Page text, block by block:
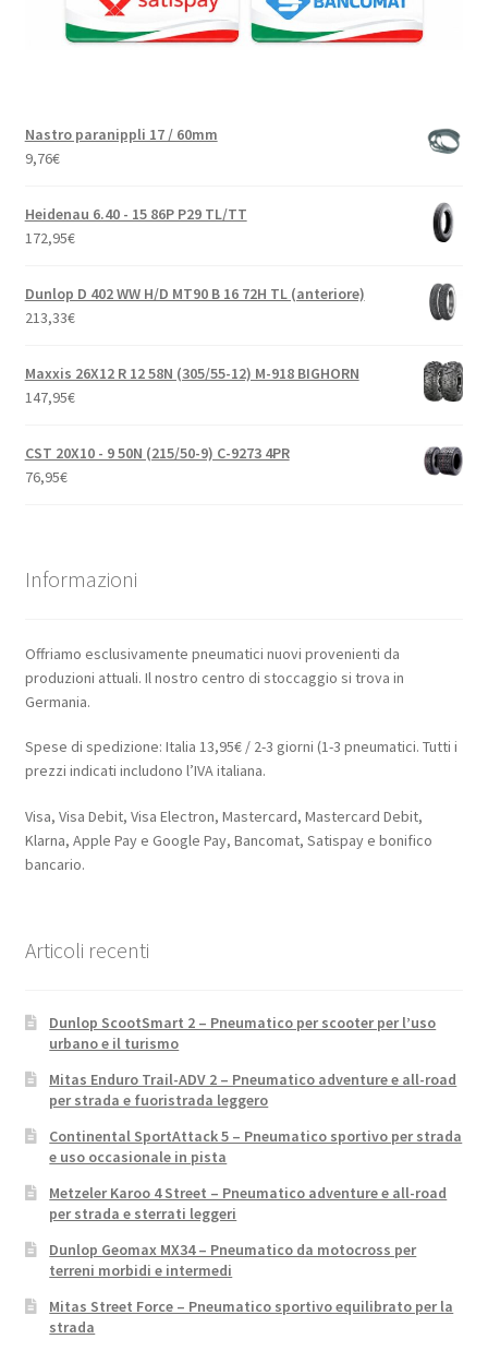
Nastro paranippli 17 / 60mm
9,76€
Heidenau 6.40 - 15 86P P29 TL/TT
172,95€
Dunlop D 402 WW H/D MT90 B 16 72H TL (anteriore)
213,33€
Maxxis 26X12 R 12 58N (305/55-12) M-918 BIGHORN
147,95€
CST 20X10 - 9 50N (215/50-9) C-9273 4PR
76,95€
Informazioni
Offriamo esclusivamente pneumatici nuovi provenienti da
produzioni attuali. Il nostro centro di stoccaggio si trova in
Germania.
Spese di spedizione: Italia 13,95€ / 2-3 giorni (1-3 pneumatici. Tutti i
prezzi indicati includono l’IVA italiana.
Visa, Visa Debit, Visa Electron, Mastercard, Mastercard Debit,
Klarna, Apple Pay e Google Pay, Bancomat, Satispay e bonifico
bancario.
Articoli recenti
Dunlop ScootSmart 2 – Pneumatico per scooter per l’uso
urbano e il turismo
Mitas Enduro Trail-ADV 2 – Pneumatico adventure e all-road
per strada e fuoristrada leggero
Continental SportAttack 5 – Pneumatico sportivo per strada
e uso occasionale in pista
Metzeler Karoo 4 Street – Pneumatico adventure e all-road
per strada e sterrati leggeri
Dunlop Geomax MX34 – Pneumatico da motocross per
terreni morbidi e intermedi
Mitas Street Force – Pneumatico sportivo equilibrato per la
strada